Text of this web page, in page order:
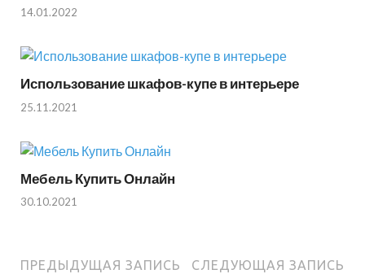
14.01.2022
Использование шкафов-купе в интерьере
25.11.2021
Мебель Купить Онлайн
30.10.2021
ПРЕДЫДУЩАЯ ЗАПИСЬ СЛЕДУЮЩАЯ ЗАПИСЬ